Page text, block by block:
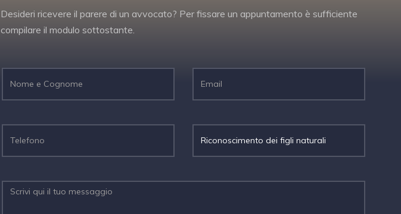
Desideri ricevere il parere di un avvocato? Per fissare un appuntamento è sufficiente
compilare il modulo sottostante.